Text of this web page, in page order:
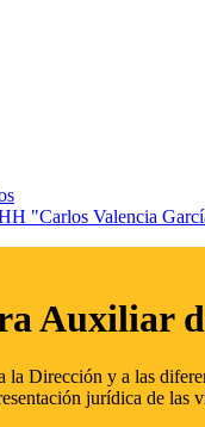
"Carlos Valencia
Auxiliar
la Dirección y a las
jurídica de